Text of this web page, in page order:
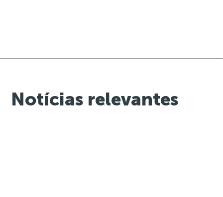
Notícias relevantes